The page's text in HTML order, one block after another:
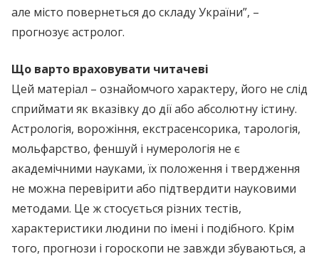
але місто повернеться до складу України”, –
прогнозує астролог.
Що варто враховувати читачеві
Цей матеріал – ознайомчого характеру, його не слід
сприймати як вказівку до дії або абсолютну істину.
Астрологія, ворожіння, екстрасенсорика, тарологія,
мольфарство, феншуй і нумерологія не є
академічними науками, їх положення і твердження
не можна перевірити або підтвердити науковими
методами. Це ж стосується різних тестів,
характеристики людини по імені і подібного. Крім
того, прогнози і гороскопи не завжди збуваються, а